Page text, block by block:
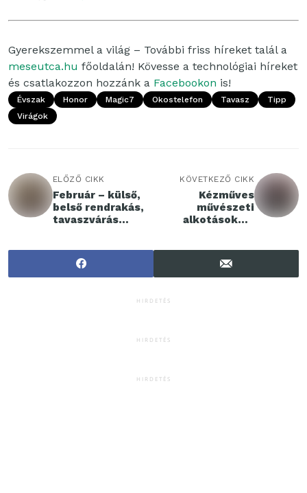
Gyerekszemmel a világ – További friss híreket talál a
meseutca.hu főoldalán! Kövesse a technológiai híreket
és csatlakozzon hozzánk a Facebookon is!
Évszak Honor Magic7 Okostelefon Tavasz
Tipp
Virágok
ELŐZŐ CIKK
Február – külső,
belső rendrakás,
tavaszvárás
KÖVETKEZŐ CIKK
Kézműves
művészeti
alkotásokkal
HIRDETÉS
HIRDETÉS
HIRDETÉS